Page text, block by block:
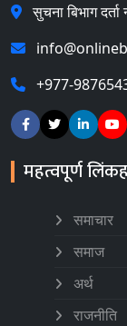
सुचना बिभाग
+977-
महत्वपूर्ण
समाचार
समाज
अर्थ
राजनीति